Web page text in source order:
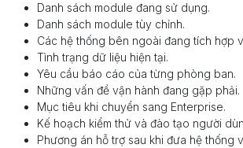
Danh sách module đang sử dụng.
Danh sách module tùy chỉnh.
Các hệ thống bên ngoài đang tích hợp
Tình trạng dữ liệu hiện tại.
Yêu cầu báo cáo của từng phòng ban.
Những vấn đề vận hành đang gặp phải.
Mục tiêu khi chuyển sang Enterprise.
Kế hoạch kiểm thử và đào tạo người
Phương án hỗ trợ sau khi đưa hệ thống